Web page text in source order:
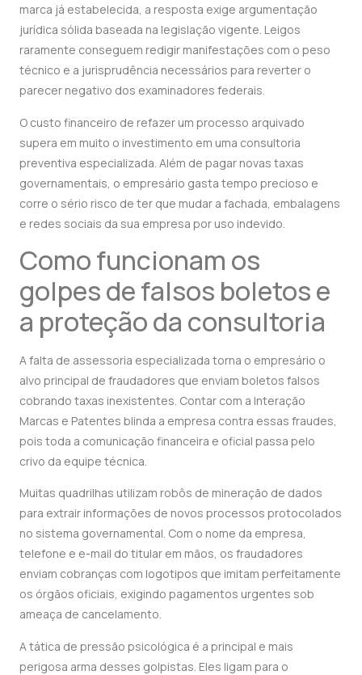
marca já estabelecida, a resposta exige argumentação
jurídica sólida baseada na legislação vigente. Leigos
raramente conseguem redigir manifestações com o peso
técnico e a jurisprudência necessários para reverter o
parecer negativo dos examinadores federais.
O custo financeiro de refazer um processo arquivado
supera em muito o investimento em uma consultoria
preventiva especializada. Além de pagar novas taxas
governamentais, o empresário gasta tempo precioso e
corre o sério risco de ter que mudar a fachada, embalagens
e redes sociais da sua empresa por uso indevido.
Como funcionam os
golpes de falsos boletos e
a proteção da consultoria
A falta de assessoria especializada torna o empresário o
alvo principal de fraudadores que enviam boletos falsos
cobrando taxas inexistentes. Contar com a Interação
Marcas e Patentes blinda a empresa contra essas fraudes,
pois toda a comunicação financeira e oficial passa pelo
crivo da equipe técnica.
Muitas quadrilhas utilizam robôs de mineração de dados
para extrair informações de novos processos protocolados
no sistema governamental. Com o nome da empresa,
telefone e e-mail do titular em mãos, os fraudadores
enviam cobranças com logotipos que imitam perfeitamente
os órgãos oficiais, exigindo pagamentos urgentes sob
ameaça de cancelamento.
A tática de pressão psicológica é a principal e mais
perigosa arma desses golpistas. Eles ligam para o